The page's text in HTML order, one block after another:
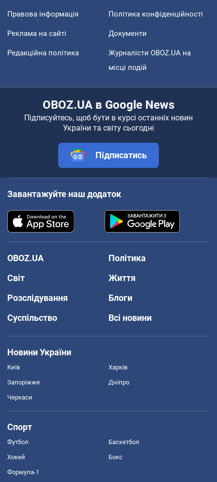
Правова інформація Політика конфіденційності
Реклама на сайті Документи
Редакційна політика
Журналісти OBOZ.UA на
місці подій
OBOZ.UA в Google News
Підписуйтесь, щоб бути в курсі останніх новин
України та світу сьогодні
Підписатись
Завантажуйте наш додаток
OBOZ.UA
Політика
Світ
Життя
Розслідування
Блоги
Суспільство
Всі новини
Новини України
Київ Харків
Запоріжжя Дніпро
Черкаси
Спорт
Футбол Баскетбол
Хокей Бокс
Формула-1